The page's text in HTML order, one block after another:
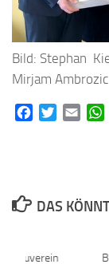
Bild: Stephan
Mirjam Ambrozic
FacebookTwitterEmail
DAS
Kanuverein